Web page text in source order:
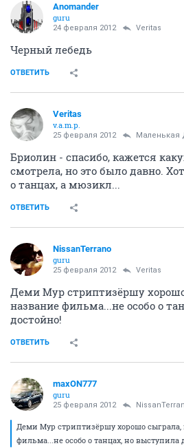
Anomander
guru
24 февраля 2012 Veritas
Черный лебедь
ОТВЕТИТЬ
Veritas
v.a.m.p.
25 февраля 2012 Маленькая
Бриолин - спасибо, кажется
смотрела, но это было давно.
о танцах, а мюзикл...
ОТВЕТИТЬ
NissanTerrano
guru
25 февраля 2012 Veritas
Деми Мур стриптизёршу
название фильма...не особо о
достойно!
ОТВЕТИТЬ
maxON777
guru
25 февраля 2012
Деми Мур стриптизёршу хорошо
фильма...не особо о танцах, но выступила